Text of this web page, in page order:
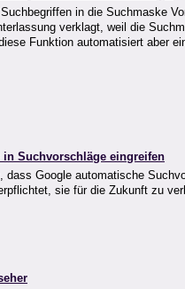
in die Suchmaske
verklagt, weil die
Funktion automatisiert aber
Suchvorschläge eingreifen
dass Google automatische
sie für die Zukunft zu